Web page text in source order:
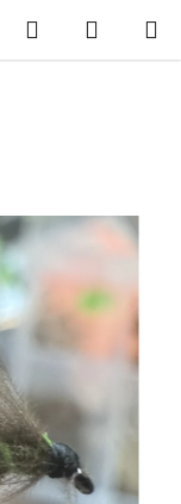
Hledat